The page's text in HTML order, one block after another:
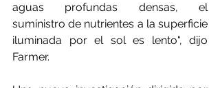
aguas profundas densas, el
suministro de nutrientes a la superficie
iluminada por el sol es lento", dijo
Farmer.